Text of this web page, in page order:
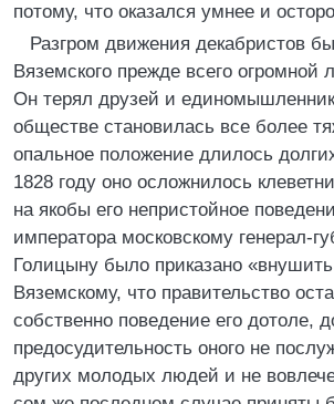
потому, что оказался умнее и
Разгром движения декабристов
Вяземского прежде всего огромной
Он терял друзей и
обществе становилась все более
опальное положение длилось
1828 году оно осложнилось
на якобы его непристойное
императора московскому генерал-
Голицыну было приказано
Вяземскому, что правительство
собственно поведение его дотоле,
предосудительность оного не
других молодых людей и не